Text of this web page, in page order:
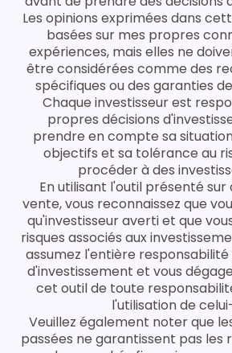
Les opinions exprimées dans
basées sur mes propres
expériences, mais elles ne
être considérées comme des
spécifiques ou des garanties
Chaque investisseur est
propres décisions
prendre en compte sa
objectifs et sa tolérance au
procéder à des
En utilisant l'outil présenté
vente, vous reconnaissez que
qu'investisseur averti et que
risques associés aux
assumez l'entière responsabilité
d'investissement et vous
cet outil de toute
l'utilisation de
Veuillez également noter que
passées ne garantissent pas les